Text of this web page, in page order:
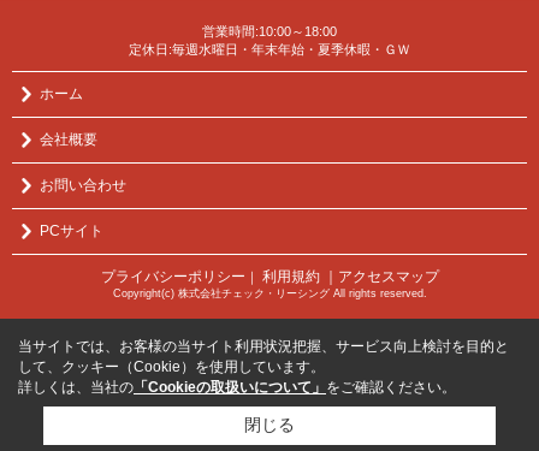
営業時間:10:00～18:00
定休日:毎週水曜日・年末年始・夏季休暇・ＧＷ
ホーム
会社概要
お問い合わせ
PCサイト
プライバシーポリシー ｜ 利用規約 ｜アクセスマップ
Copyright(c) 株式会社チェック・リーシング All rights reserved.
当サイトでは、お客様の当サイト利用状況把握、サービス向上検討を目的と
して、クッキー（Cookie）を使用しています。
詳しくは、当社の 「Cookieの取扱いについて」 をご確認ください。
閉じる